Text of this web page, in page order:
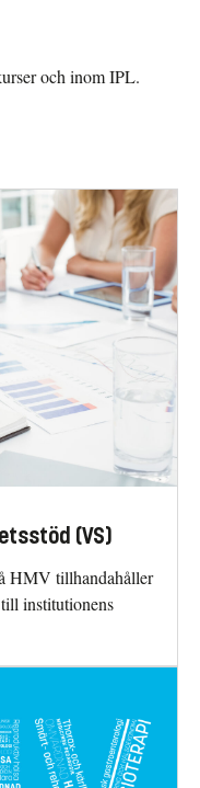
och inom IPL.
(VS)
HMV tillhandahåller
institutionens